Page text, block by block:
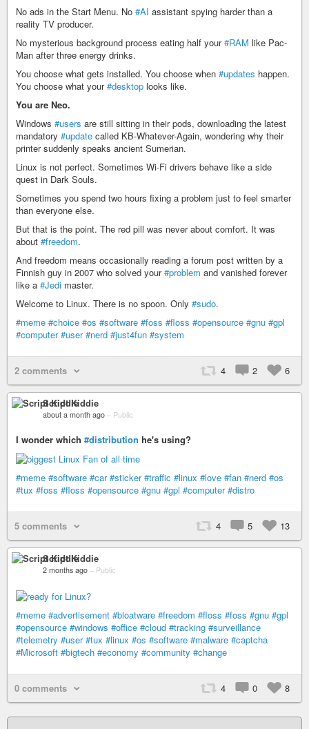
No ads in the Start Menu. No #AI assistant spying harder than a
reality TV producer.
No mysterious background process eating half your#RAM like Pac-
Man after three energy drinks.
You choose what gets installed. You choose when #updates happen.
You choose what your#desktop looks like.
You are Neo.
Windows #users are still sitting in their pods, downloading the latest
mandatory #update called KB-Whatever-Again, wondering why their
printer suddenly speaks ancient Sumerian.
Linux is not perfect. Sometimes Wi-Fi drivers behave like a side
quest in Dark Souls.
Sometimes you spend two hours fixing a problem just to feel smarter
than everyone else.
But that is the point. The red pill was never about comfort. It was
about #freedom.
And freedom means occasionally reading a forum post written by a
Finnish guy in 2007 who solved your#problem and vanished forever
like a #Jedi master.
Welcome to Linux. There is no spoon. Only #sudo.
#meme #choice #os #software #foss #floss #opensource #gnu #gpl
#computer #user #nerd #just4fun #system
2 comments 4 2 6
Script Kiddie
about a month ago – Public
I wonder which #distribution he's using?
#meme #software #car #sticker #traffic #linux #love #fan #nerd #os
#tux #foss #floss #opensource #gnu #gpl #computer #distro
5 comments 4 5 13
Script Kiddie
2 months ago – Public
#meme #advertisement #bloatware #freedom #floss #foss #gnu #gpl
#opensource #windows #office #cloud #tracking #surveillance
#telemetry #user #tux #linux #os #software #malware #captcha
#Microsoft #bigtech #economy #community #change
0 comments 4 0 8